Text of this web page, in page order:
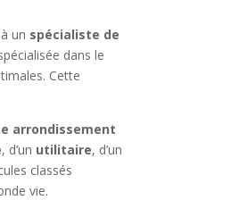
un spécialiste de
dans le
Cette
arrondissement
, d’un utilitaire, d’un
classés
vie.